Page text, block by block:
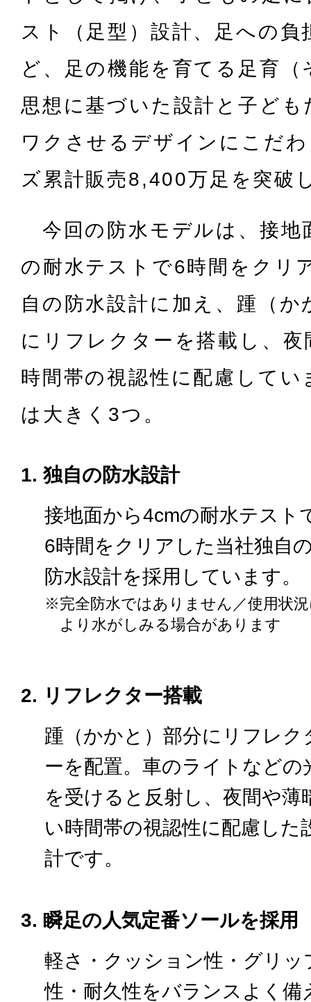
スト（足型）設計、足への負
ど、足の機能を育てる足育（
思想に基づいた設計と子ど
ワクさせるデザインにこだ
ズ累計販売8,400万足を突破
今回の防水モデルは、接地
の耐水テストで6時間をクリ
自の防水設計に加え、踵（か
にリフレクターを搭載し、夜
時間帯の視認性に配慮してい
は大きく3つ。
1. 独自の防水設計
接地面から4cmの耐水テスト
6時間をクリアした当社独自
防水設計を採用しています。
※完全防水ではありません／使用状
より水がしみる場合があります
2. リフレクター搭載
踵（かかと）部分にリフレク
ーを配置。車のライトなどの
を受けると反射し、 夜間や薄
い時間帯の視認性に配慮した
計です。
3. 瞬足の人気定番ソールを採用
軽さ・クッション性・グリッ
性・耐久性をバランスよく備